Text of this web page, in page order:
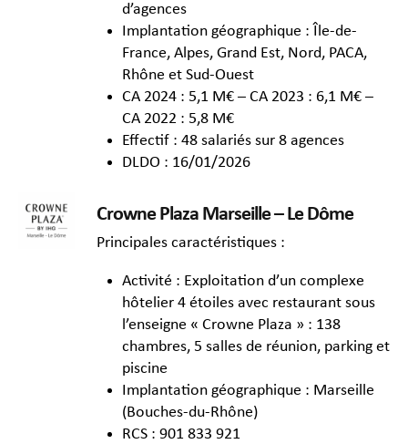
d’agences
Implantation géographique : Île-de-
France, Alpes, Grand Est, Nord, PACA,
Rhône et Sud-Ouest
CA 2024 : 5,1 M€ – CA 2023 : 6,1 M€ –
CA 2022 : 5,8 M€
Effectif : 48 salariés sur 8 agences
DLDO : 16/01/2026
Crowne Plaza Marseille – Le Dôme
Principales caractéristiques :
Activité : Exploitation d’un complexe
hôtelier 4 étoiles avec restaurant sous
l’enseigne « Crowne Plaza » : 138
chambres, 5 salles de réunion, parking et
piscine
Implantation géographique : Marseille
(Bouches-du-Rhône)
RCS : 901 833 921